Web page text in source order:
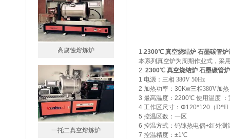
高腐蚀熔炼炉
一托二真空熔炼炉
1.2300℃ 真空烧结炉 石墨碳管炉
本系列真空炉为周期作业式，采
2. 2300℃ 真空烧结炉 石墨碳管炉
1 电源：三相 380V 50Hz
2 加热功率：30Kw三相380V加热
3 最高温度：2200℃ 使用温度
4 工作区尺寸：Φ120*120 （D*H
5 控温区数：一区
6 控温方式：钨铼热电偶+红外测
7 控温精度：±1℃